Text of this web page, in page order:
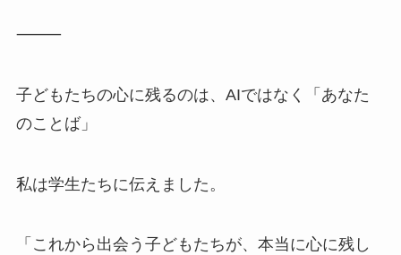
⸻
子どもたちの心に残るのは、AIではなく「あなた
のことば」
私は学生たちに伝えました。
「これから出会う子どもたちが、本当に心に残し